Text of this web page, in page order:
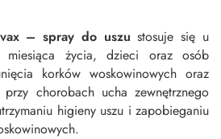
– spray do uszu stosuje się u
miesiąca życia, dzieci oraz osób
korków woskowinowych oraz
chorobach ucha zewnętrznego
higieny uszu i zapobieganiu